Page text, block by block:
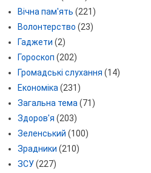
Вічна пам'ять (221)
Волонтерство (23)
Гаджети (2)
Гороскоп (202)
Громадські слухання (14)
Економіка (231)
Загальна тема (71)
Здоров'я (203)
Зеленський (100)
Зрадники (210)
ЗСУ(227)